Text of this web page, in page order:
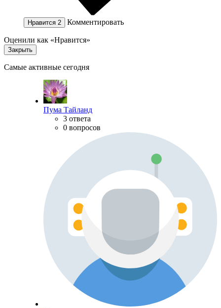
Нравится 2 Комментировать
Оценили как «Нравится»
Закрыть
Самые активные сегодня
Пума Тайланд
3 ответа
0 вопросов